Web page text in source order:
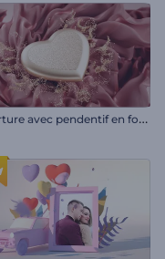
O
uverture avec pendentif en forme de cœur